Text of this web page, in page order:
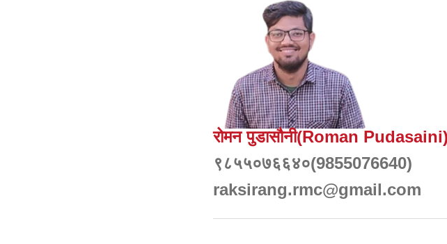
रोमन पुडासौनी(Roman
९८५५०७६६४०(9855076640)
raksirang.rmc@gmail.com